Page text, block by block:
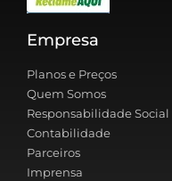
Empresa
Planos e Preços
Quem Somos
Responsabilidade Social
Contabilidade
Parceiros
Imprensa